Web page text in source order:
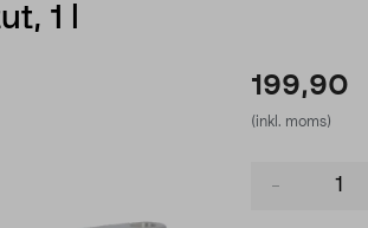
1 l
199,90
(inkl. moms)